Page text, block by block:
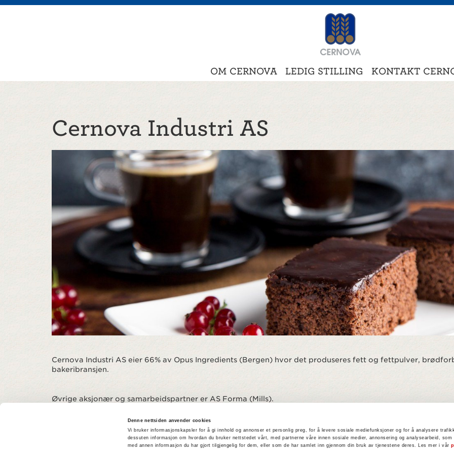
Denne nettsiden anvender cookies
Vi bruker informasjonskapsler for å gi innhold og annonser et personlig preg, for å levere sosiale mediefunksjoner og for å analysere
dessuten informasjon om hvordan du bruker nettstedet vårt, med partnerne våre innen sosiale medier, annonsering og analysearbeid, som
med annen informasjon du har gjort tilgjengelig for dem, eller som de har samlet inn gjennom din bruk av tjenestene deres. Les mer i vår
OM CERNOVA LEDIG STILLING KONTAKT
Cernova Industri AS
Cernova Industri AS eier 66% av Opus Ingredients (Bergen) hvor det produseres fett og fettpulver,
bakeribransjen.
Øvrige aksjonær og samarbeidspartner er AS Forma (Mills).